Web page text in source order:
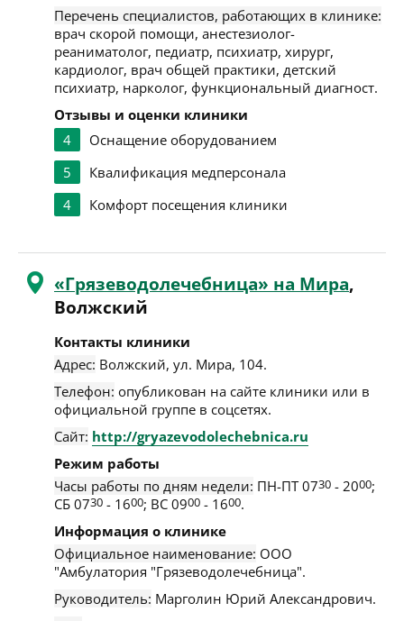
Перечень специалистов, работающих в клинике:
врач скорой помощи, анестезиолог-
реаниматолог, педиатр, психиатр, хирург,
кардиолог, врач общей практики, детский
психиатр, нарколог, функциональный диагност.
Отзывы и оценки клиники
4
Оснащение оборудованием
5
Квалификация медперсонала
4
Комфорт посещения клиники
«Грязеводолечебница» на Мира,
Волжский
Контакты клиники
Адрес: Волжский, ул. Мира, 104.
Телефон: опубликован на сайте клиники или в
официальной группе в соцсетях.
Сайт: http://gryazevodolechebnica.ru
Режим работы
Часы работы по дням недели: ПН-ПТ 0730 - 2000;
СБ 0730 - 1600; ВС 0900 - 1600.
Информация о клинике
Официальное наименование: ООО
"Амбулатория "Грязеводолечебница".
Руководитель: Марголин Юрий Александрович.